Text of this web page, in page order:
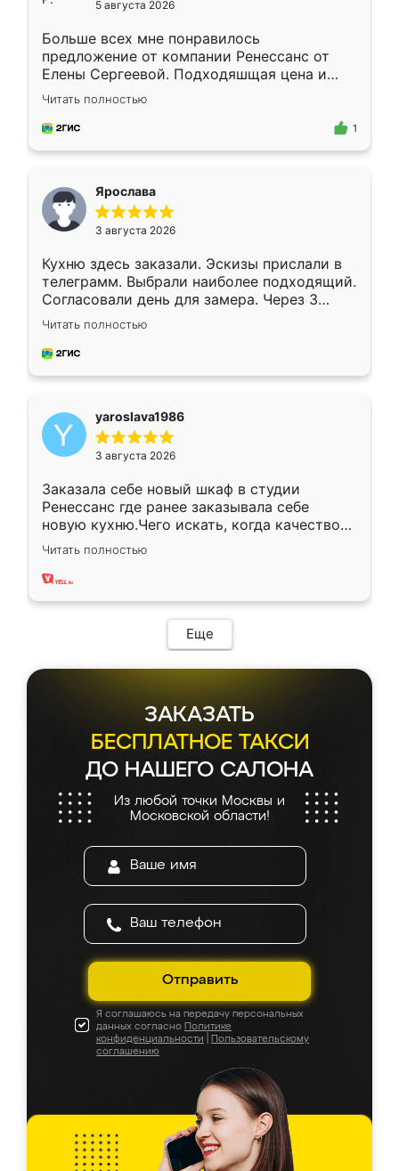
5 августа 2026
Больше всех мне понравилось
предложение от компании Ренессанс от
Елены Сергеевой. Подходяшщая цена и
короткие сроки изготовления. Приехавший
для замера сотрудник Владислав
предложил по моему эскизу самый
Читать полностью
1
Ярослава
3 августа 2026
Кухню здесь заказали. Эскизы прислали в
телеграмм. Выбрали наиболее подходящий.
Согласовали день для замера. Через 3
недели кухня была уже готова. Остались
довольны работой. Спасибо Ренессанс
мебель за качественную работу!
Читать полностью
yaroslava1986
3 августа 2026
Заказала себе новый шкаф в студии
Ренессанс где ранее заказывала себе
новую кухню.Чего искать, когда качеством
вполне довольна. Служит кухня уже почти
два года, нареканий нет.
Читать полностью
Еще
ЗАКАЗАТЬ
БЕСПЛАТНОЕ ТАКСИ
ДО НАШЕГО САЛОНА
Из любой точки Москвы и
Московской области!
Отправить
Я соглашаюсь на передачу персональных
данных согласно Политике
конфиденциальности
Пользовательскому
соглашению